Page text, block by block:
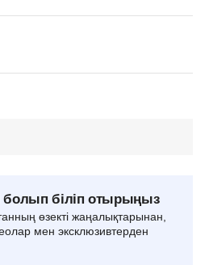
болып біліп отырыңыз
өзекті жаңалықтарынан,
мен эксклюзивтерден